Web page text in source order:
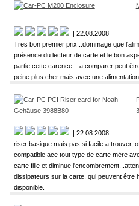
| 22.08.2008
Tres bon premier prix...dommage que
présence du lecteur de carte et le bon
partie cette carence... a comparer peut
peine plus cher mais avec une
| 22.08.2008
riser basique mais pas si facile a trouver,
compatible ace tout type de carte mère
carte fille et diminue
dissipateurs sur la carte, qui peuvent être
disponible.